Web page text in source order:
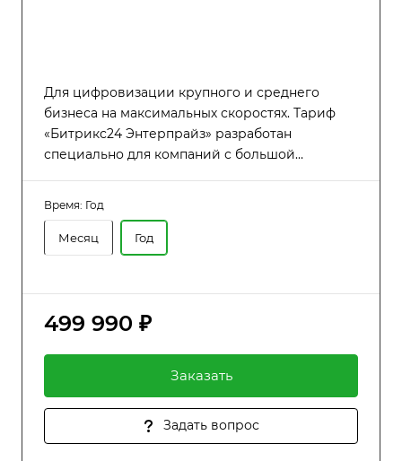
Для цифровизации крупного и среднего
бизнеса на максимальных скоростях. Тариф
«Битрикс24 Энтерпрайз» разработан
специально для компаний с большой
производительность, надёжность и гибкость в
управлении распределённой структурой.
Время: Год
Месяц Год
499 990 ₽
Заказать
Задать вопрос